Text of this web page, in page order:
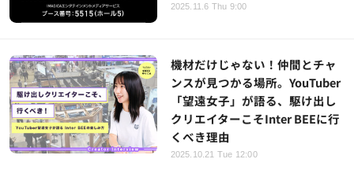
2025.11.6 Thu 9:00
機材だけじゃない！仲間とチャ
ンスが見つかる場所。YouTuber
「望遠女子」が語る、駆け出し
クリエイターこそInter BEEに行
くべき理由
2025.10.21 Tue 12:00